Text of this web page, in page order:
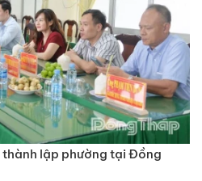
thành lập phường tại Đồng